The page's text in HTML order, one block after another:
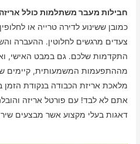
חבילות מעבר משתלמות כולל
כמובן ששינוע לדירה טרייה או
צעדים מרגשים לחלוטין. ההעברה
התקדמות שלכם. גם במבט האישי,
מההתפעמות המשמעותית, קיימים
מלאכת אריזת הכבודה בנקודת
אתם לא לבד! עם פורטל אריזה
דאגות בעלי מקצוע אשר מבצעים